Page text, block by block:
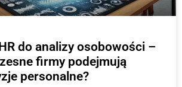
do analizy osobowości –
firmy podejmują
personalne?